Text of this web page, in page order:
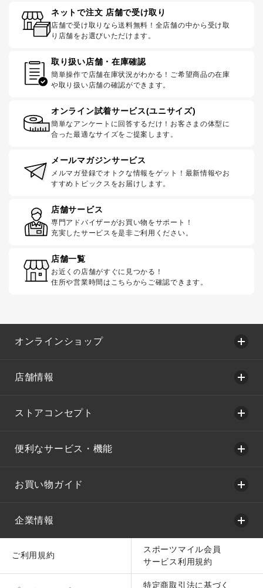
ネットで注文 店舗で受け取り
店舗で受け取りなら送料無料！全店舗の中から受け取
り店舗をお選びいただけます。
取り扱い店舗・在庫確認
簡単操作で店舗在庫状況がわかる！ご希望商品の在庫
や取り扱い店舗の確認ができます。
オンライン試着サービス(ユニサイズ)
簡単なアンケートに回答するだけ！お客さまの体型に
合った最適なサイズをご提案します。
メールマガジンサービス
メルマガ登録でオトクな情報をゲット！最新情報やお
すすめトピックスをお届けします。
店舗サービス
専門アドバイザーがお買い物をサポート！
充実したサービスを是非ご利用ください。
店舗一覧
お近くの店舗がすぐに見つかる！
住所や営業時間はこちらからご確認できます。
オンラインショップ
店舗情報
ストアコンセプト
便利なサービス・機能
お買い物ガイド
企業情報
ご利用規約
スポーツマイル会員
サービス利用規約
特定商取引法に基づく